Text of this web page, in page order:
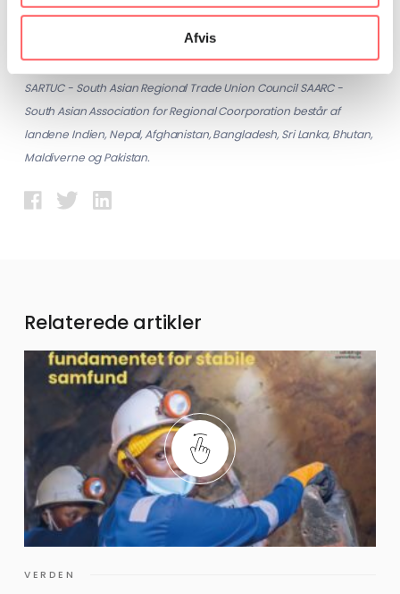
Afvis
Ulandssekretariatet samarbejder i Sydøstasien med SARTUC om
at sikre en effektiv beskyttelse af migrantarbejdere i regionen.
SARTUC - South Asian Regional Trade Union Council SAARC -
South Asian Association for Regional Coorporation består af
landene Indien, Nepal, Afghanistan, Bangladesh, Sri Lanka, Bhutan,
Maldiverne og Pakistan.
Relaterede artikler
VERDEN